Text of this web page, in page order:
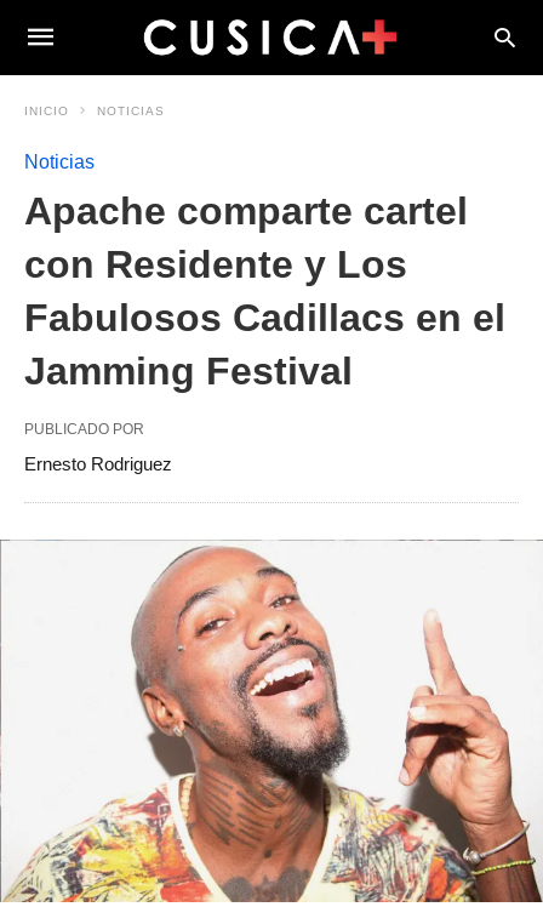
INICIO NOTICIAS
Noticias
Apache comparte cartel
con Residente y Los
Fabulosos Cadillacs en el
Jamming Festival
PUBLICADO POR
Ernesto Rodriguez